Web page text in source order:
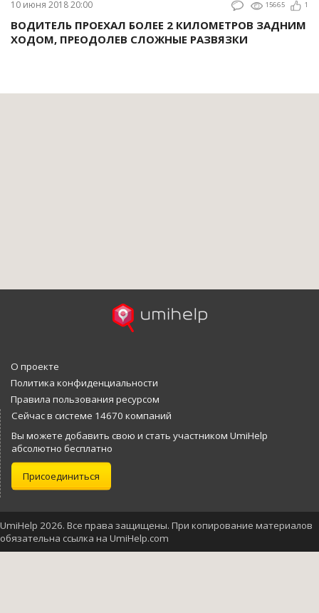
10 июня 2018 20:00 15665 1
ВОДИТЕЛЬ ПРОЕХАЛ БОЛЕЕ 2 КИЛОМЕТРОВ ЗАДНИМ
ХОДОМ, ПРЕОДОЛЕВ СЛОЖНЫЕ РАЗВЯЗКИ
О проекте
Политика конфиденциальности
Правила пользования ресурсом
Сейчас в системе 14670 компаний
Вы можете добавить свою и стать участником UmiHelp
абсолютно бесплатно
Присоединиться
UmiHelp 2026. Все права защищены. При копирование материалов
обязательна ссылка на UmiHelp.com